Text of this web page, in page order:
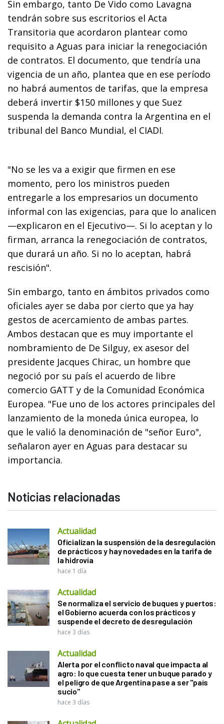
Sin embargo, tanto De Vido como Lavagna
tendrán sobre sus escritorios el Acta
Transitoria que acordaron plantear como
requisito a Aguas para iniciar la renegociación
de contratos. El documento, que tendría una
vigencia de un año, plantea que en ese período
no habrá aumentos de tarifas, que la empresa
deberá invertir $150 millones y que Suez
suspenda la demanda contra la Argentina en el
tribunal del Banco Mundial, el CIADI.
"No se les va a exigir que firmen en ese
momento, pero los ministros pueden
entregarle a los empresarios un documento
informal con las exigencias, para que lo analicen
—explicaron en el Ejecutivo—. Si lo aceptan y lo
firman, arranca la renegociación de contratos,
que durará un año. Si no lo aceptan, habrá
rescisión".
Sin embargo, tanto en ámbitos privados como
oficiales ayer se daba por cierto que ya hay
gestos de acercamiento de ambas partes.
Ambos destacan que es muy importante el
nombramiento de De Silguy, ex asesor del
presidente Jacques Chirac, un hombre que
negoció por su país el acuerdo de libre
comercio GATT y de la Comunidad Económica
Europea. "Fue uno de los actores principales del
lanzamiento de la moneda única europea, lo
que le valió la denominación de "señor Euro",
señalaron ayer en Aguas para destacar su
importancia.
Noticias relacionadas
Actualidad
Oficializan la suspensión de la desregulación
de prácticos y hay novedades en la tarifa de
la hidrovía
hace 1 día
Actualidad
Se normaliza el servicio de buques y puertos:
el Gobierno acuerda con los prácticos y
suspende el decreto de desregulación
hace 3 días
Actualidad
Alerta por el conflicto naval que impacta al
agro: lo que cuesta tener un buque parado y
el peligro de que Argentina pase a ser "país
sucio"
hace 3 días